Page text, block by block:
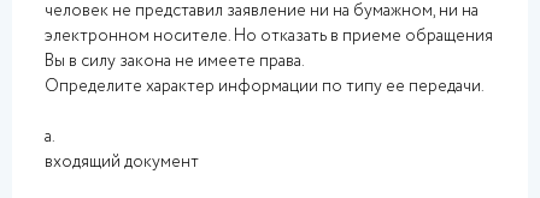
человек не представил заявление ни на бумажном, ни на
электронном носителе. Но отказать в приеме обращения
Вы в силу закона не имеете права.
Определите характер информации по типу ее передачи.
a.
входящий документ